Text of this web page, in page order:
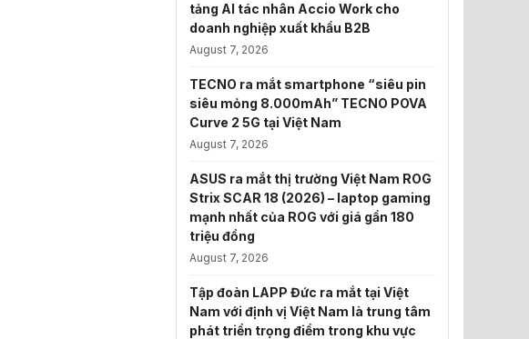
tảng AI tác nhân Accio Work cho
doanh nghiệp xuất khẩu B2B
August 7, 2026
TECNO ra mắt smartphone “siêu pin
siêu mỏng 8.000mAh” TECNO POVA
Curve 2 5G tại Việt Nam
August 7, 2026
ASUS ra mắt thị trường Việt Nam ROG
Strix SCAR 18 (2026) – laptop gaming
mạnh nhất của ROG với giá gần 180
triệu đồng
August 7, 2026
Tập đoàn LAPP Đức ra mắt tại Việt
Nam với định vị Việt Nam là trung tâm
phát triển trọng điểm trong khu vực